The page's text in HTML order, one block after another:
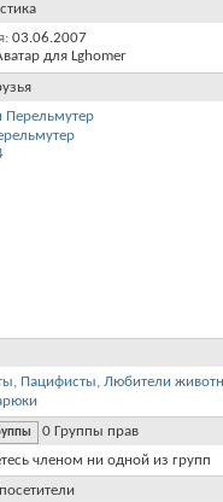
03.06.2007
0 Группы прав
членом ни одной из групп